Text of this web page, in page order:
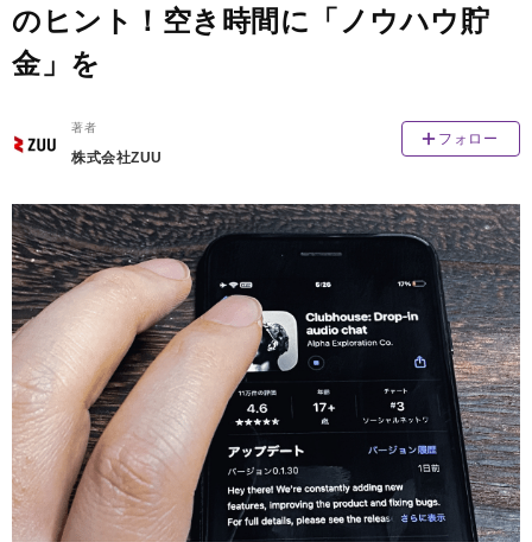
のヒント！空き時間に「ノウハウ貯
金」を
著者
株式会社ZUU
フォロー